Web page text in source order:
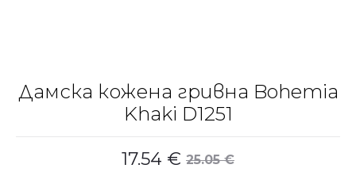
Дамска кожена гривна Bohemia
Khaki D1251
25.05€
17.54 €